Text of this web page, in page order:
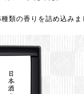
類の香りを詰め込みま